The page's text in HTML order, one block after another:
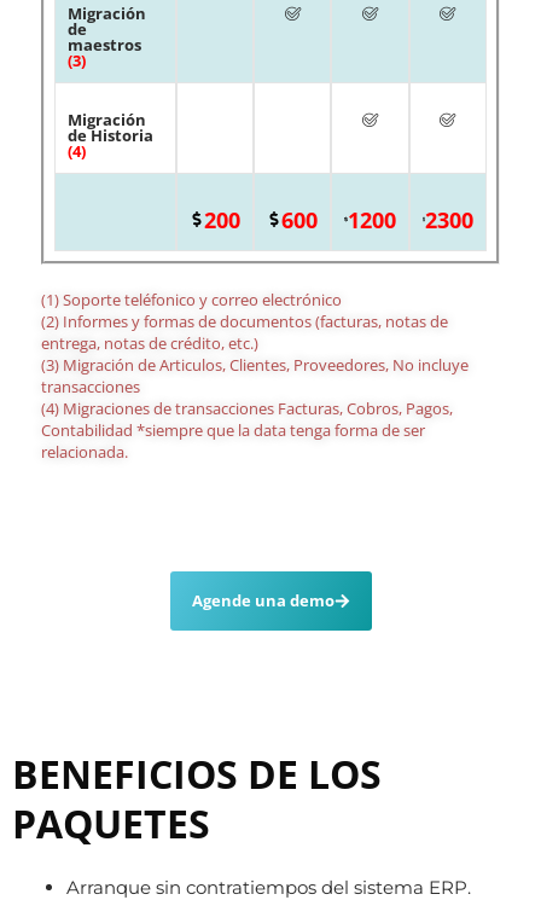
Migración
de
maestros
(3)
Migración
de Historia
(4)
200 600 1200 2300
(1) Soporte teléfonico y correo electrónico
(2) Informes y formas de documentos (facturas, notas de
entrega, notas de crédito, etc.)
(3) Migración de Articulos, Clientes, Proveedores, No incluye
transacciones
(4) Migraciones de transacciones Facturas, Cobros, Pagos,
Contabilidad *siempre que la data tenga forma de ser
relacionada.
Agende una demo
BENEFICIOS DE LOS
PAQUETES
Arranque sin contratiempos del sistema ERP.